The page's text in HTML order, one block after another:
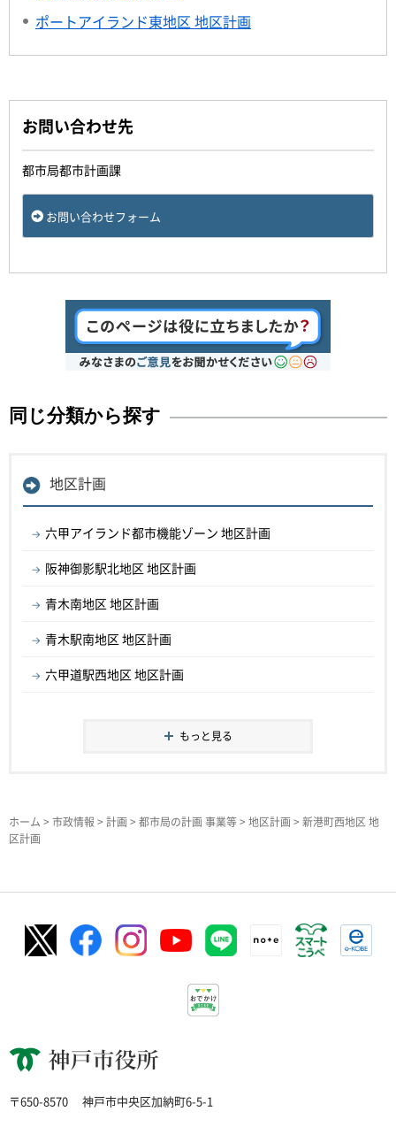
ポートアイランド東地区 地区計画
お問い合わせ先
都市局都市計画課
お問い合わせフォーム
同じ分類から探す
地区計画
六甲アイランド都市機能ゾーン 地区計画
阪神御影駅北地区 地区計画
青木南地区 地区計画
青木駅南地区 地区計画
六甲道駅西地区 地区計画
もっと見る
ホーム > 市政情報 > 計画> 都市局の計画 事業等> 地区計画> 新港町西地区 地
区計画
神戸市役所
〒650-8570 神戸市中央区加納町6-5-1